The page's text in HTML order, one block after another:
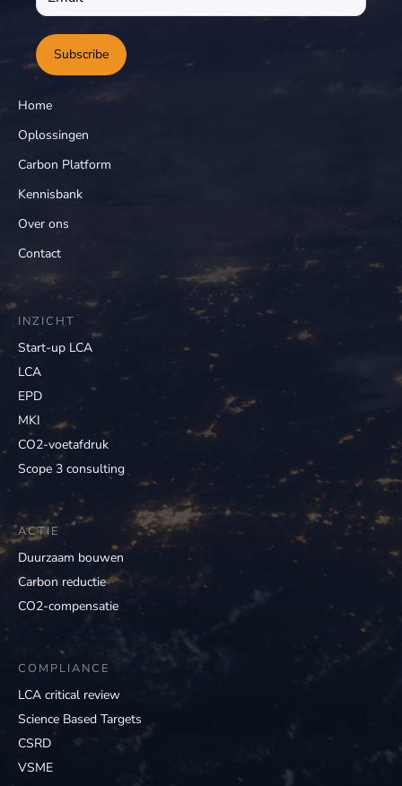
Subscribe
Home
Oplossingen
Carbon Platform
Kennisbank
Over ons
Contact
INZICHT
Start-up LCA
LCA
EPD
MKI
CO2-voetafdruk
Scope 3 consulting
ACTIE
Duurzaam bouwen
Carbon reductie
CO2-compensatie
COMPLIANCE
LCA critical review
Science Based Targets
CSRD
VSME